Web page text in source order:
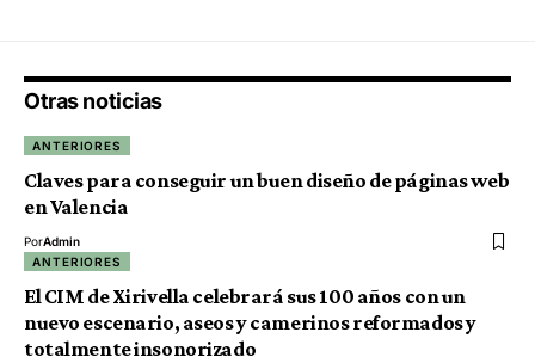
Otras noticias
ANTERIORES
Claves para conseguir un buen diseño de páginas web
en Valencia
PorAdmin
ANTERIORES
El CIM de Xirivella celebrará sus 100 años con un
nuevo escenario, aseos y camerinos reformados y
totalmente insonorizado